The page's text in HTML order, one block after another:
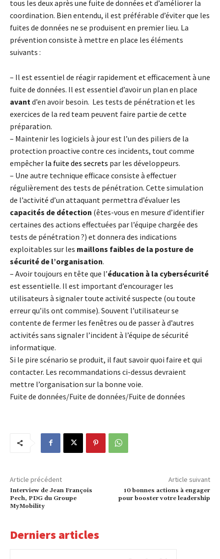
tous les deux après une fuite de données et d’améliorer la
coordination. Bien entendu, il est préférable d’éviter que les
fuites de données ne se produisent en premier lieu. La
prévention consiste à mettre en place les éléments
suivants :
– Il est essentiel de réagir rapidement et efficacement à une
fuite de données. Il est essentiel d’avoir un plan en place
avant d’en avoir besoin. Les tests de pénétration et les
exercices de la red team peuvent faire partie de cette
préparation.
– Maintenir les logiciels à jour est l’un des piliers de la
protection proactive contre ces incidents, tout comme
empêcher la fuite des secrets par les développeurs.
– Une autre technique efficace consiste à effectuer
régulièrement des tests de pénétration. Cette simulation
de l’activité d’un attaquant permettra d’évaluer les
capacités de détection (êtes-vous en mesure d’identifier
certaines des actions effectuées par l’équipe chargée des
tests de pénétration ?) et donnera des indications
exploitables sur les maillons faibles de la posture de
sécurité de l’organisation.
– Avoir toujours en tête que l’éducation à la cybersécurité
est essentielle. Il est important d’encourager les
utilisateurs à signaler toute activité suspecte (ou toute
erreur qu’ils ont commise). Souvent l’utilisateur se
contente de fermer les fenêtres ou de passer à d’autres
activités sans signaler l’incident à l’équipe de sécurité
informatique.
Si le pire scénario se produit, il faut savoir quoi faire et qui
contacter. Les recommandations ci-dessus devraient
mettre l’organisation sur la bonne voie.
Fuite de données/Fuite de données/Fuite de données
Article précédent
Interview de Jean François
Pech, PDG du Groupe
MyMobility
Article suivant
10 bonnes actions à engager
pour booster votre leadership
Derniers articles